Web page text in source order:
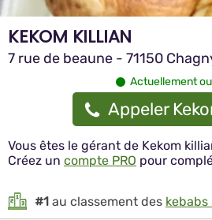
KEKOM KILLIAN
7 rue de beaune - 71150
Actuellement
Appeler
Vous êtes le gérant de Kekom
Créez un compte PRO pour
#1 au classement des